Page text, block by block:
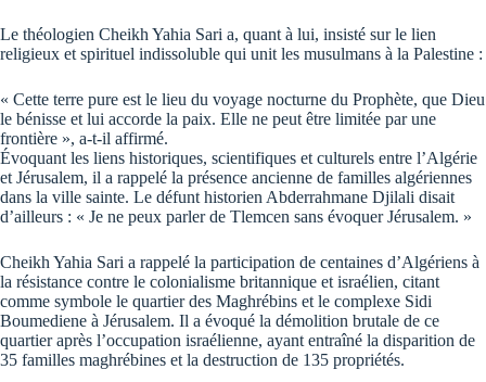
Le théologien Cheikh Yahia Sari a, quant à lui, insisté sur le lien
religieux et spirituel indissoluble qui unit les musulmans à la Palestine :
« Cette terre pure est le lieu du voyage nocturne du Prophète, que Dieu
le bénisse et lui accorde la paix. Elle ne peut être limitée par une
frontière », a-t-il affirmé.
Évoquant les liens historiques, scientifiques et culturels entre l’Algérie
et Jérusalem, il a rappelé la présence ancienne de familles algériennes
dans la ville sainte. Le défunt historien Abderrahmane Djilali disait
d’ailleurs : « Je ne peux parler de Tlemcen sans évoquer Jérusalem. »
Cheikh Yahia Sari a rappelé la participation de centaines d’Algériens à
la résistance contre le colonialisme britannique et israélien, citant
comme symbole le quartier des Maghrébins et le complexe Sidi
Boumediene à Jérusalem. Il a évoqué la démolition brutale de ce
quartier après l’occupation israélienne, ayant entraîné la disparition de
35 familles maghrébines et la destruction de 135 propriétés.